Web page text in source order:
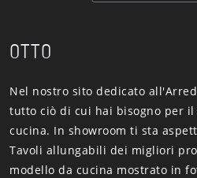
OTTO
Nel nostro sito dedicato
tutto ciò di cui hai bisogno per il
cucina. In showroom ti sta
Tavoli allungabili dei migliori
modello da cucina mostrato in